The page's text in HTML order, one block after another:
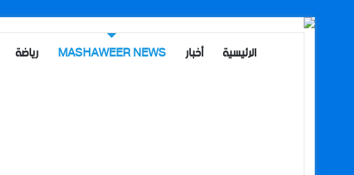
الرئيسية أخبار MASHAWEER NEWS رياضة